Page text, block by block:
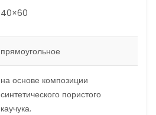
40×60
прямоугольное
на основе композиции
синтетического пористого
каучука.